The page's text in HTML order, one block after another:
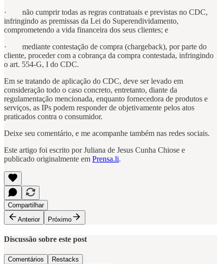
· não cumprir todas as regras contratuais e previstas no CDC,
infringindo as premissas da Lei do Superendividamento,
comprometendo a vida financeira dos seus clientes; e
· mediante contestação de compra (chargeback), por parte do
cliente, proceder com a cobrança da compra contestada, infringindo
o art. 554-G, I do CDC.
Em se tratando de aplicação do CDC, deve ser levado em
consideração todo o caso concreto, entretanto, diante da
regulamentação mencionada, enquanto fornecedora de produtos e
serviços, as IPs podem responder de objetivamente pelos atos
praticados contra o consumidor.
Deixe seu comentário, e me acompanhe também nas redes sociais.
Este artigo foi escrito por Juliana de Jesus Cunha Chiose e
publicado originalmente em Prensa.li.
Compartilhar
Anterior
Próximo
Discussão sobre este post
Comentários Restacks